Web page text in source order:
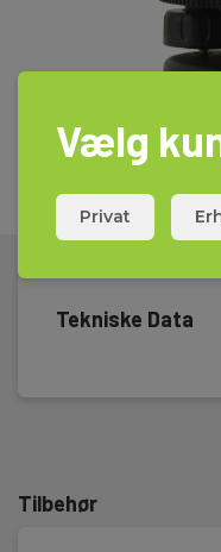
transportkuffert, med
Tekniske Data
Tilbehør
Vælg
Privat